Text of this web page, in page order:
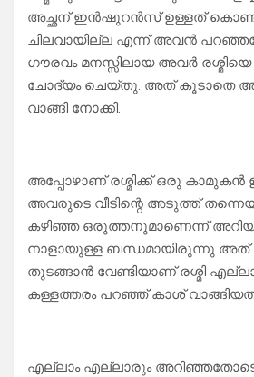
അച്ഛന് ഇൻഷുറൻസ് ഉള്ളത്
ചിലവായില്ല എന്ന് അവൻ
ഗൗരവം മനസ്സിലായ അവർ രശ്മിയെ
ചോദ്യം ചെയ്തു. അത് കൂടാതെ
വാങ്ങി നോക്കി.
അപ്പോഴാണ് രശ്മിക്ക് ഒരു
അവരുടെ വീടിന്റെ അടുത്ത്
കഴിഞ്ഞ ഒരുത്തനുമാണെന്ന്
നാളായുള്ള ബന്ധമായിരുന്നു
തുടങ്ങാൻ വേണ്ടിയാണ് രശ്മി
കള്ളത്തരം പറഞ്ഞ് കാശ്
എല്ലാം എല്ലാരും അറിഞ്ഞതോടെ